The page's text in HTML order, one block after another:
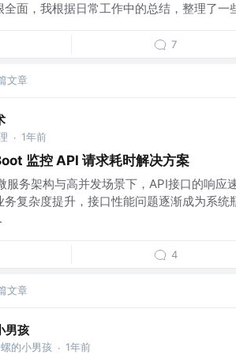
全面，我根据日常工作中的总结，整理了一
7
文章
· 1年前
监控 API 请求耗时解决方案
服务架构与高并发场景下，API接口的响应
务复杂度提升，接口性能问题逐渐成为系统
4
文章
男孩
的小男孩 · 1年前